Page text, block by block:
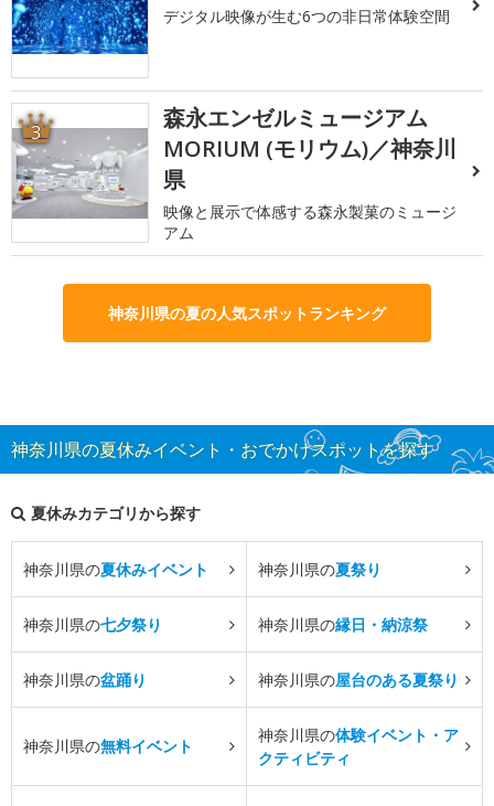
デジタル映像が生む6つの非日常体験空間
3
森永エンゼルミュージアム
MORIUM (モリウム)／神奈川
県
映像と展示で体感する森永製菓のミュージ
アム
神奈川県の夏の人気スポットランキング
神奈川県の夏休みイベント・おでかけスポットを探す
夏休みカテゴリから探す
神奈川県の夏休みイベント 神奈川県の夏祭り
神奈川県の七夕祭り 神奈川県の縁日・納涼祭
神奈川県の盆踊り 神奈川県の屋台のある夏祭り
神奈川県の無料イベント
神奈川県の体験イベント・ア
クティビティ